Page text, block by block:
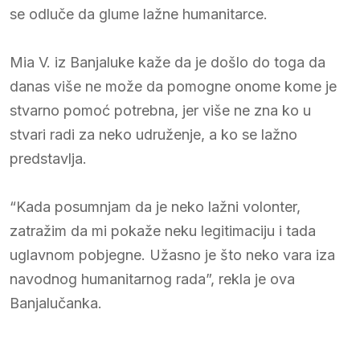
se odluče da glume lažne humanitarce.
Mia V. iz Banjaluke kaže da je došlo do toga da
danas više ne može da pomogne onome kome je
stvarno pomoć potrebna, jer više ne zna ko u
stvari radi za neko udruženje, a ko se lažno
predstavlja.
“Kada posumnjam da je neko lažni volonter,
zatražim da mi pokaže neku legitimaciju i tada
uglavnom pobjegne. Užasno je što neko vara iza
navodnog humanitarnog rada”, rekla je ova
Banjalučanka.